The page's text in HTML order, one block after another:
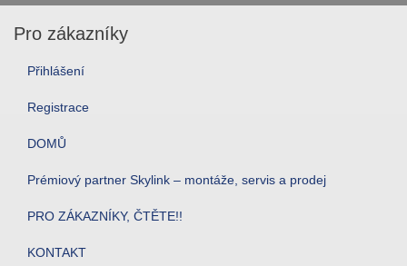
Pro zákazníky
Přihlášení
Registrace
DOMŮ
Prémiový partner Skylink – montáže, servis a prodej
PRO ZÁKAZNÍKY, ČTĚTE!!
KONTAKT